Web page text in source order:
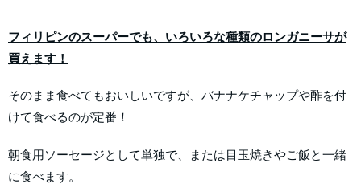
フィリピンのスーパーでも、いろいろな種類のロンガニーサが
買えます！
そのまま食べてもおいしいですが、バナナケチャップや酢を付
けて食べるのが定番！
朝食用ソーセージとして単独で、または目玉焼きやご飯と一緒
に食べます。